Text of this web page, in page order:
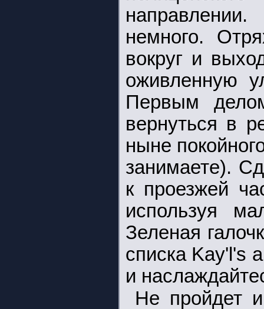
немного.
вокруг и
оживленную
Первым
вернуться в
ныне
занимаете).
к проезжей
используя
Зеленая
списка Kay'l's
и
Не пройдет